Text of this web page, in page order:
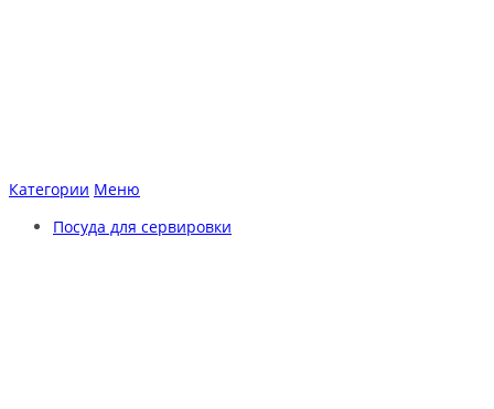
Категории Меню
Посуда для сервировки